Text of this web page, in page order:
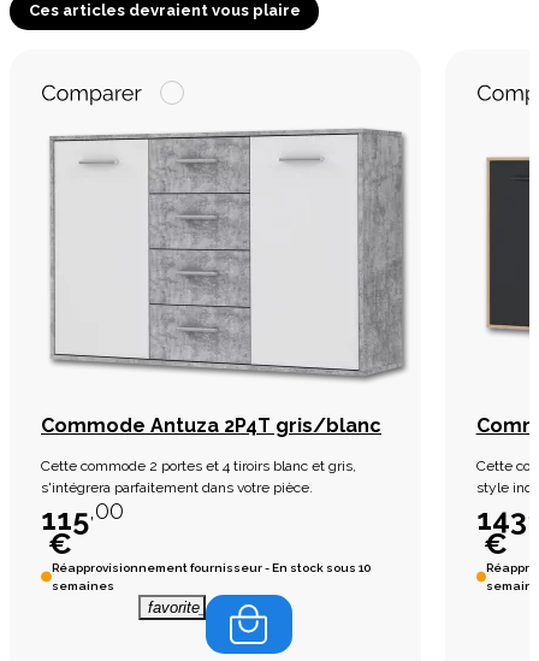
Ces articles devraient vous plaire
Commode Antuza 2P4T gris/blanc
Cette commode 2 portes et 4 tiroirs blanc et gris,
s'intégrera parfaitement dans votre pièce.
115,00
€
Réapprovisionnement fournisseur - En stock sous 10
semaines
favorite_border
Cette
style
143
€